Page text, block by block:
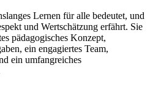
Lernen für alle bedeutet, und
und Wertschätzung erfährt. Sie
pädagogisches Konzept,
ein engagiertes Team,
ein umfangreiches